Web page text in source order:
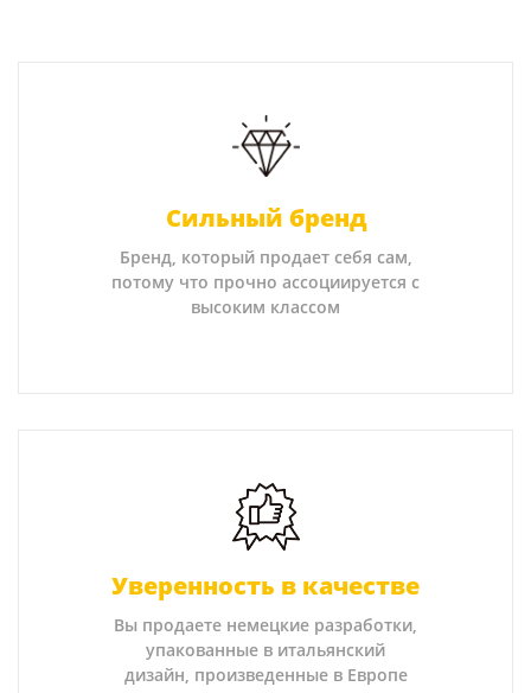
Сильный бренд
Бренд, который продает себя сам,
потому что прочно ассоциируется с
высоким классом
Уверенность в качестве
Вы продаете немецкие разработки,
упакованные в итальянский
дизайн, произведенные в Европе